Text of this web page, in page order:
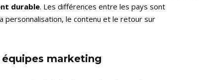
durable. Les différences entre les pays sont
personnalisation, le contenu et le retour sur
marketing